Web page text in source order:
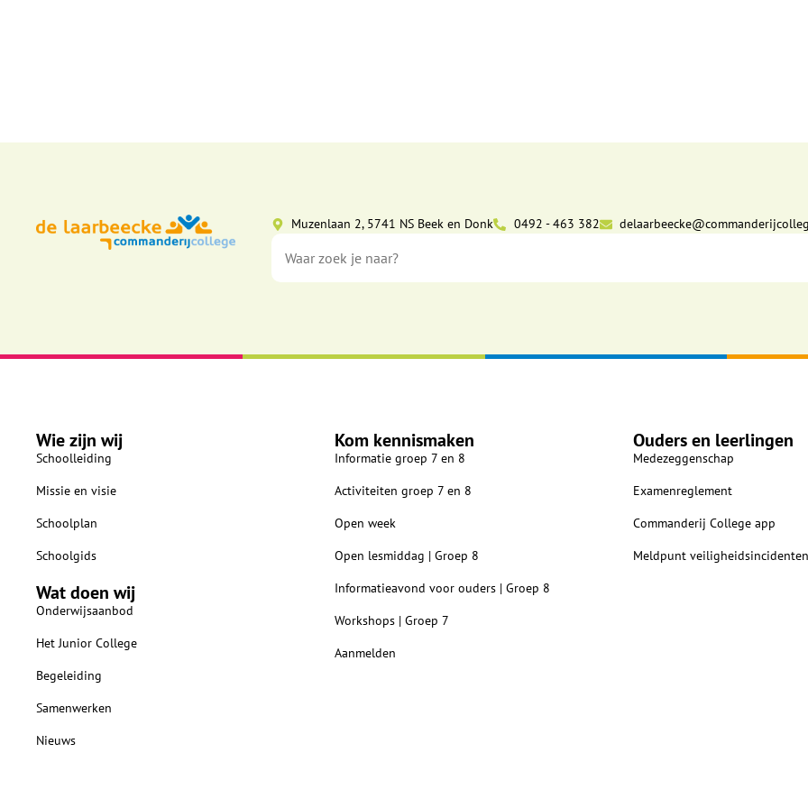
Muzenlaan 2, 5741 NS Beek en Donk 0492 - 463 382
Wie zijn wij
Schoolleiding
Missie en visie
Schoolplan
Schoolgids
Wat doen wij
Onderwijsaanbod
Het Junior College
Begeleiding
Samenwerken
Nieuws
Kom kennismaken
Informatie groep 7 en 8
Activiteiten groep 7 en 8
Open week
Open lesmiddag | Groep 8
Informatieavond voor ouders | Groep 8
Workshops | Groep 7
Aanmelden
Ouders en leerlingen
Medezeggenschap
Examenreglement
Commanderij College app
Meldpunt veiligheidsincidenten